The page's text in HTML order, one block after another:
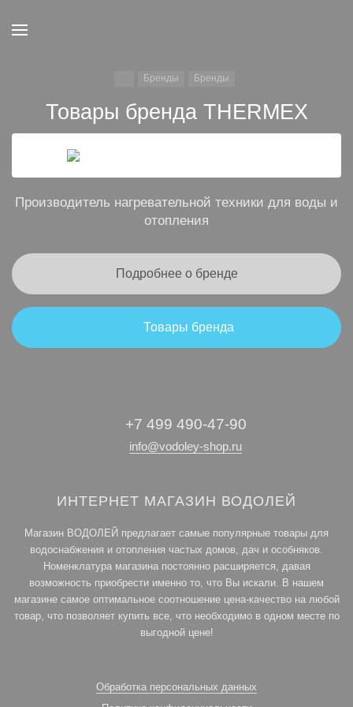
Бренды Бренды
Товары бренда THERMEX
Производитель нагревательной техники для воды и
отопления
Подробнее о бренде
Товары бренда
+7 499 490-47-90
info@vodoley-shop.ru
ИНТЕРНЕТ МАГАЗИН ВОДОЛЕЙ
Магазин ВОДОЛЕЙ предлагает самые популярные товары для
водоснабжения и отопления частых домов, дач и особняков.
Номенклатура магазина постоянно расширяется, давая
возможность приобрести именно то, что Вы искали. В нашем
магазине самое оптимальное соотношение цена-качество на любой
товар, что позволяет купить все, что необходимо в одном месте по
выгодной цене!
Обработка персональных данных